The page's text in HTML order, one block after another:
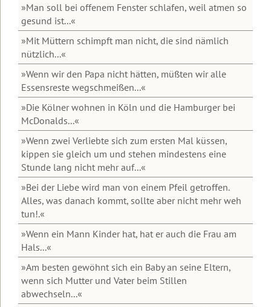
Urlaub
auf
Lesbos
Weitere
Themenwelten
Die
Transformationswoche
Basis
Seminare
Erfolg,
Fülle
&
Erfüllung
Körper,
&
Gesundheit
Frauen-
Seminare
Männer-
Robert
Betz
Basis-
Mediathek
Das
Leben
könnte
so
schön
sein,
wenn
...
Der
Frieden
in
der
Welt
beginnt
in
Was
gibt
dir
Halt
zur
Insel
Lesbos
Weitere
Informationen
zu
Urlaubsseminaren
Organisatorisches
&
Gebühren
Unser
Seminarhotel
Flugbuchung
und
Flughafentransfer
FAQ:
Häufig
gestellte
Fragen
Videos
Einleitung
Video
zur
Transformations-
Therapie
Transformationstherapie
Entwicklung
Transformations-
Therapie
Geistige
Grundlagen
Transformations-
Therapie
Die
Transformationswoche®
Einleitung
Videos
zur
Transformationswoche®
Rückmeldungen
Dein
Transformationsprozess®
Einleitung
Organisatorische
Daten
und
Kosten
Gruppen,
Termine
und
Hotels
Rückmeldungen
zum
Transformationsprozess
Ausbildung
in
Transformations-
Therapie
Einleitung
10
Merkmale
Transformationstherapie
Inhalte
der
Organisatorische
Daten
und
Ausbildung
in
Transformations-
Coaching
Einleitung
Grundlagen
und
Ziele
Organisatorische
Weitere
Informationen
und
Ablauf
Einleitung
Begleitende
Literatur
Anmeldeformulare
und
Broschüren
Therapeuten
&
Coaches
Transformations-
Coaches
für
die
Wirtschaft
&
Kontakt
Kontakt
Häufig
gestellte
Fragen
Infomaterial
und
Kataloge
Gästebuch
Einleitung
Eintrag
Gästebuch
Newsletter
Mediathek
Überblick
Videos
mit
Robert
Betz
Einleitung
Interviews
Kurzvorträge
Meditationen
zu
Seminaren
und
Ausbildungen
Kostenfreie
E-
Books
Seminar-
Aufzeichnungen
Ändere
deine
Gedanken
und
dein
Leben
»Man soll bei offenem Fenster schlafen, weil atmen so
gesund ist...«
»Mit Müttern schimpft man nicht, die sind nämlich
nützlich...«
»Wenn wir den Papa nicht hätten, müßten wir alle
Essensreste wegschmeißen...«
»Die Kölner wohnen in Köln und die Hamburger bei
McDonalds...«
»Wenn zwei Verliebte sich zum ersten Mal küssen,
kippen sie gleich um und stehen mindestens eine
Stunde lang nicht mehr auf...«
»Bei der Liebe wird man von einem Pfeil getroffen.
Alles, was danach kommt, sollte aber nicht mehr weh
tun!.«
»Wenn ein Mann Kinder hat, hat er auch die Frau am
Hals...«
»Am besten gewöhnt sich ein Baby an seine Eltern,
wenn sich Mutter und Vater beim Stillen
abwechseln...«